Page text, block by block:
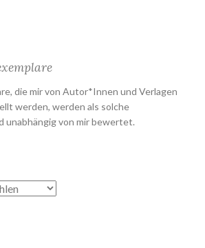
die mir von Autor*Innen und Verlagen
werden, werden als solche
unabhängig von mir bewertet.